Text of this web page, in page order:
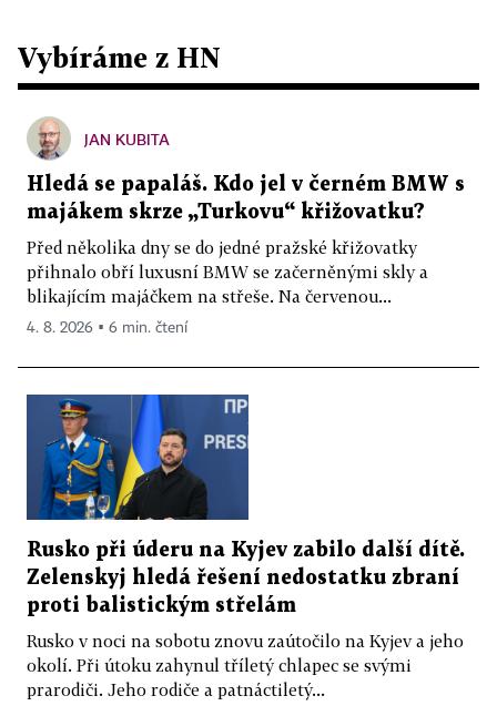
Vybíráme z HN
JAN KUBITA
Hledá se papaláš. Kdo jel v černém BMW s
majákem skrze „Turkovu“ křižovatku?
Před několika dny se do jedné pražské křižovatky
přihnalo obří luxusní BMW se začerněnými skly a
blikajícím majáčkem na střeše. Na červenou...
4. 8. 2026 ▪ 6 min. čtení
Rusko při úderu na Kyjev zabilo další dítě.
Zelenskyj hledá řešení nedostatku zbraní
proti balistickým střelám
Rusko v noci na sobotu znovu zaútočilo na Kyjev a jeho
okolí. Při útoku zahynul tříletý chlapec se svými
prarodiči. Jeho rodiče a patnáctiletý...